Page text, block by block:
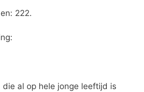
222.
die al op hele jonge leeftijd is